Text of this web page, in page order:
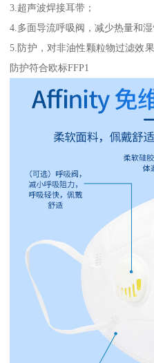
3.超声波焊接耳带；
4.多面导流呼吸阀，减少热量和
5.防护，对非油性颗粒物过滤效
防护符合欧标FFP1